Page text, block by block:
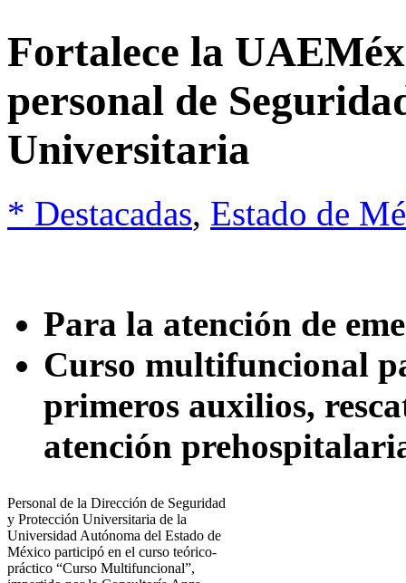
Fortalece la
personal de
Universitaria
* Destacadas, Estado de
Para la atención de
Curso multifuncional
primeros auxilios,
atención
Personal de la Dirección de Seguridad
y Protección Universitaria de la
Universidad Autónoma del Estado de
México participó en el curso teórico-
práctico “Curso Multifuncional”,